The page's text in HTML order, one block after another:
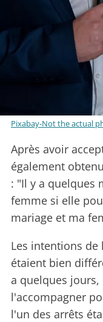
Pixabay-Not the actual
Après avoir
également
: "Il y a quelques
femme si elle
mariage et ma
Les intentions de
étaient bien
a quelques
l'accompagner
l'un des arrêts